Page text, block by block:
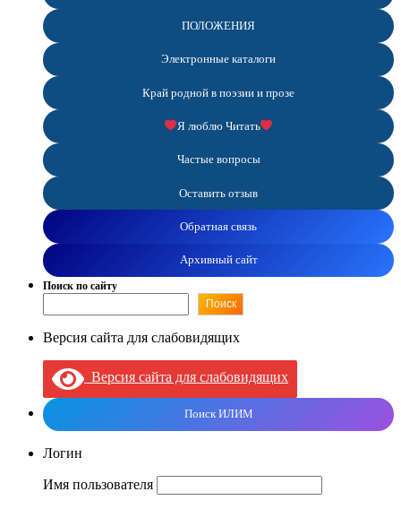
ПОЛОЖЕНИЯ
Электронные каталоги
Край родной в поэзии и прозе
Я люблю Читать
Частые вопросы
Оставить отзыв
Обратная связь
Архивный сайт
Поиск по сайту
Поиск
Версия сайта для слабовидящих
Версия сайта для слабовидящих
Поиск ИЛИМ
Логин
Имя пользователя